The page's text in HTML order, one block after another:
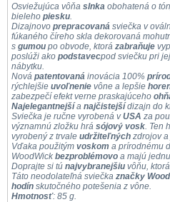
Osviežujúca vôňa slnka obohatená o
bieleho piesku
Dizajnovo prepracovaná sviečka v
fúkaného číreho skla dekorovaná
s gumou po obvode, ktorá zabraňuje
poslúži ako podstavecpod sviečku pri
nábytku.
Nová patentovaná inovácia 100%
rýchlejšie uvoľnenie vône a lepšie
zabezpečí efekt verne praskajúceho
Najelegantnejšía najčistejšídizajn do
Sviečka je ručne vyrobená vUSA za
významnú zložku hrá sójový vosk . Ten
vyrobený z trvale udržiteľných zdrojov
Vďaka použitým voskom a prírodnému
WoodWick bezproblémovo a majú
Doprajte si tú najvybranejšiu vôňu,
Táto neodolateľná sviečka značky
hodín skutočného potešenia z vône.
Hmotnosť: 85 g.